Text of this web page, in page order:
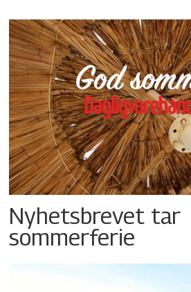
Nyhetsbrevet tar
sommerferie